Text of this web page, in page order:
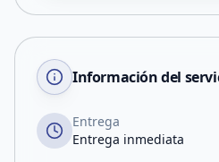
Información del
Entrega
Entrega inmediata